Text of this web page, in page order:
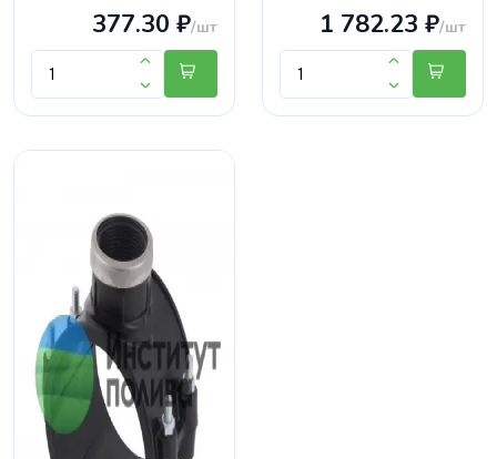
377.30 ₽/шт 1 782.23 ₽/шт